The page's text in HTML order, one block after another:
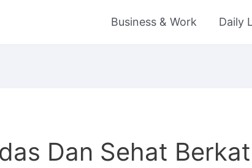
Business & Work Daily
Dan Sehat